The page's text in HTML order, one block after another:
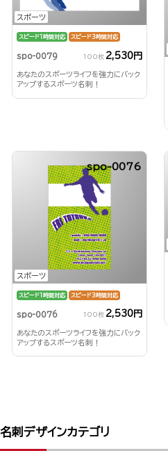
スポーツ
スピード1時間対応 スピード3時間対応
spo-0079 100枚 2,530円
あなたのスポーツライフを強力にバック
アップするスポーツ名刺！
スポーツ
spo-0076
スピード1時間対応 スピード3時間対応
spo-0076 100枚 2,530円
あなたのスポーツライフを強力にバック
アップするスポーツ名刺！
名刺デザインカテゴリ